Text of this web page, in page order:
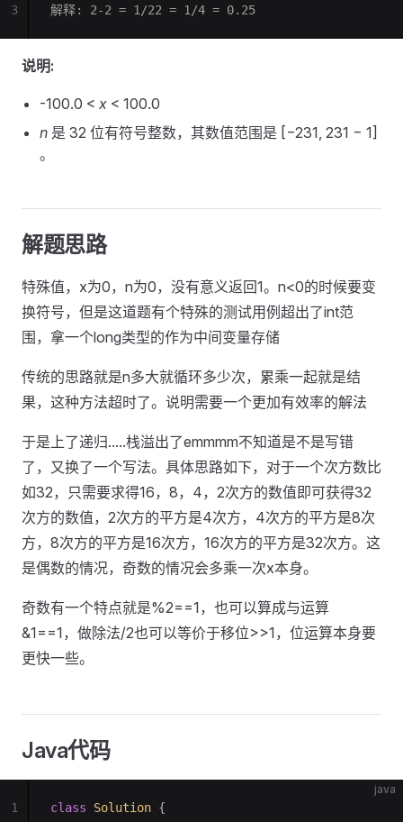
解释: 2-2 = 1/22 = 1/4 = 0.25
3
说明:
-100.0 < x < 100.0
n 是 32 位有符号整数，其数值范围是 [−231, 231 − 1]
。
解题思路
特殊值，x为0，n为0，没有意义返回1。n<0的时候要变
换符号，但是这道题有个特殊的测试用例超出了int范
围，拿一个long类型的作为中间变量存储
传统的思路就是n多大就循环多少次，累乘一起就是结
果，这种方法超时了。说明需要一个更加有效率的解法
于是上了递归.....栈溢出了emmmm不知道是不是写错
了，又换了一个写法。具体思路如下，对于一个次方数比
如32，只需要求得16，8，4，2次方的数值即可获得32
次方的数值，2次方的平方是4次方，4次方的平方是8次
方，8次方的平方是16次方，16次方的平方是32次方。这
是偶数的情况，奇数的情况会多乘一次x本身。
奇数有一个特点就是%2==1，也可以算成与运算
&1==1，做除法/2也可以等价于移位>>1，位运算本身要
更快一些。
Java代码
java
class Solution {
1